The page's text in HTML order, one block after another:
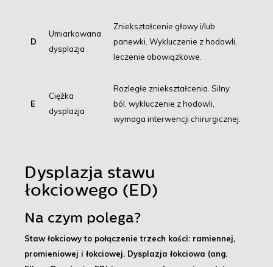
D
Umiarkowana
dysplazja
Zniekształcenie głowy i/lub
panewki. Wykluczenie z hodowli,
leczenie obowiązkowe.
E
Ciężka
dysplazja
Rozległe zniekształcenia. Silny
ból, wykluczenie z hodowli,
wymaga interwencji chirurgicznej.
Dysplazja stawu
łokciowego (ED)
Na czym polega?
Staw łokciowy to połączenie trzech kości: ramiennej,
promieniowej i łokciowej. Dysplazja łokciowa (ang.